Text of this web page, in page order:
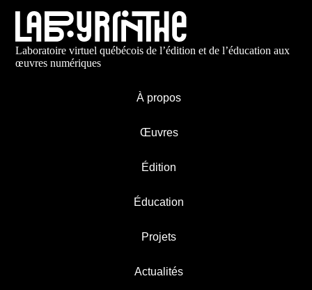
Laboratoire virtuel québécois de l’édition et de l’éducation aux
œuvres numériques
À propos
Œuvres
Édition
Éducation
Projets
Actualités